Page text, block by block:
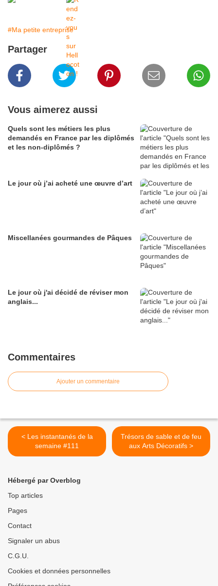
#Ma petite entreprise
Partager
Vous aimerez aussi
Quels sont les métiers les plus
demandés en France par les diplômés
et les non-diplômés ?
Le jour où j’ai acheté une œuvre d’art
Miscellanées gourmandes de Pâques
Le jour où j'ai décidé de réviser mon
anglais...
Commentaires
Ajouter un commentaire
< Les instantanés de la
semaine #111
Trésors de sable et de feu
aux Arts Décoratifs >
Hébergé par Overblog
Top articles
Pages
Contact
Signaler un abus
C.G.U.
Cookies et données personnelles